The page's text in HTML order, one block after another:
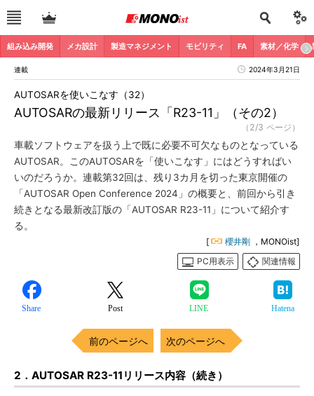
組み込み開発 メカ設計 製造マネジメント モビリティ FA 素材／化学
連載 2024年3月21日
AUTOSARの最新リリース「R23-11」（その2）
AUTOSARを使いこなす（32）
（2/3 ページ）
車載ソフトウェアを扱う上で既に必要不可欠なものとなっている
AUTOSAR。このAUTOSARを「使いこなす」にはどうすればい
いのだろうか。連載第32回は、残り3カ月を切った東京開催の
「AUTOSAR Open Conference 2024」の概要と、前回から引き
続きとなる最新改訂版の「AUTOSAR R23-11」について紹介す
る。
[ 櫻井剛 ，MONOist]
PC用表示
関連情報
Share Post LINE Hatena
前のページへ 次のページへ
2．AUTOSAR R23-11リリース内容（続き）